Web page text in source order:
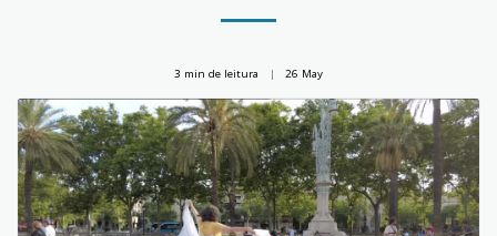
3 min de leitura 26 May